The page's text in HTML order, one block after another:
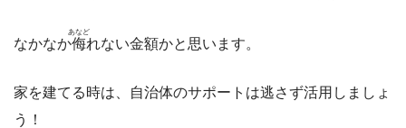
なかなか侮
あなど
れない金額かと思います。
家を建てる時は、自治体のサポートは逃さず活用しましょ
う！